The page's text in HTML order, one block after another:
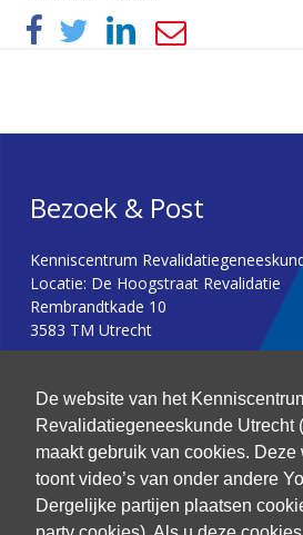
De website van het
Revalidatiegeneeskunde Utrecht
maakt gebruik van cookies. Deze
toont video’s van onder andere
Dergelijke partijen plaatsen
Bezoek & Post
Kenniscentrum
Locatie: De Hoogstraat Revalidatie
Rembrandtkade 10
3583 TM Utrecht
kenniscentrum@dehoogstraat.nl